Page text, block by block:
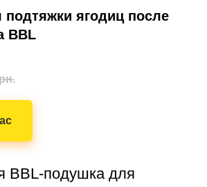
ягодиц после
BBL
BBL-подушка для